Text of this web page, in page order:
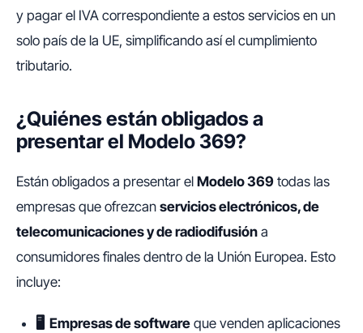
y pagar el IVA correspondiente a estos servicios en un
solo país de la UE, simplificando así el cumplimiento
tributario.
¿Quiénes están obligados a
presentar el Modelo 369?
Están obligados a presentar el Modelo 369 todas las
empresas que ofrezcan servicios electrónicos, de
telecomunicaciones y de radiodifusión a
consumidores finales dentro de la Unión Europea. Esto
incluye:
🖥️ Empresas de software que venden aplicaciones